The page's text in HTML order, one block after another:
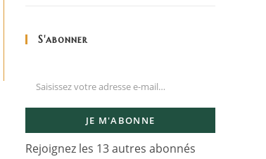
S'abonner
JE M'ABONNE
Rejoignez les 13 autres abonnés